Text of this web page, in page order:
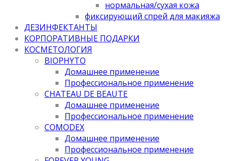
нормальная/cухая кожа
фиксирующий спрей для макияжа
ДЕЗИНФЕКТАНТЫ
КОРПОРАТИВНЫЕ ПОДАРКИ
КОСМЕТОЛОГИЯ
BIOPHYTO
Домашнее применение
Профессиональное применение
CHATEAU DE BEAUTE
Домашнее применение
Профессиональное применение
COMODEX
Домашнее применение
Профессиональное применение